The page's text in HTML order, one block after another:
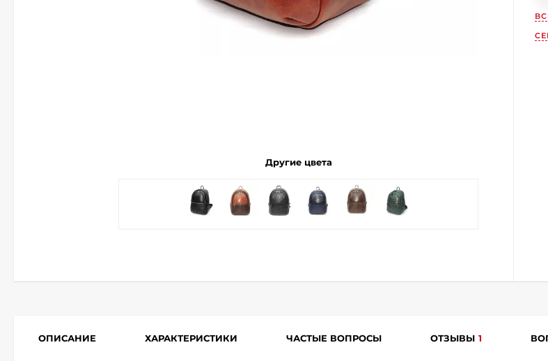
Другие цвета
ОПИСАНИЕ ХАРАКТЕРИСТИКИ ЧАСТЫЕ ВОПРОСЫ ОТЗЫВЫ 1